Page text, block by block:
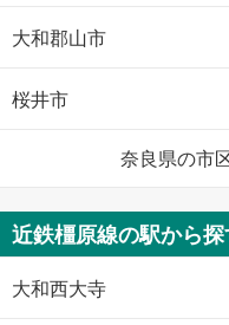
大和郡山市
桜井市
宇陀市
生駒郡三郷町
奈良県の市
近鉄橿原線の駅から
大和西大寺